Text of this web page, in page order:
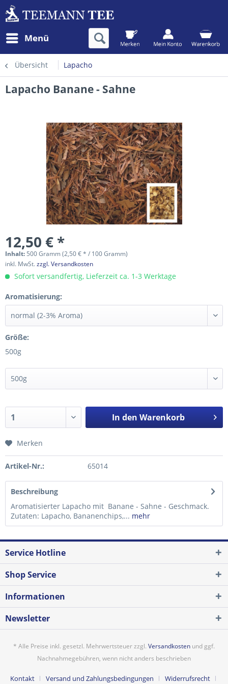
Menü
Übersicht Lapacho
Lapacho Banane - Sahne
12,50 € *
Inhalt: 500 Gramm (2,50 € * / 100 Gramm)
inkl. MwSt.zzgl. Versandkosten
Sofort versandfertig, Lieferzeit ca. 1-3 Werktage
Aromatisierung:
Größe:
500g
In den Warenkorb
Merken
Artikel-Nr.: 65014
Beschreibung
Aromatisierter Lapacho mit Banane - Sahne - Geschmack.
Zutaten: Lapacho, Bananenchips,... mehr
Service Hotline
Shop Service
Informationen
Newsletter
* Alle Preise inkl. gesetzl. Mehrwertsteuer zzgl. Versandkosten und ggf.
Nachnahmegebühren, wenn nicht anders beschrieben
Kontakt Versand und Zahlungsbedingungen Widerrufsrecht